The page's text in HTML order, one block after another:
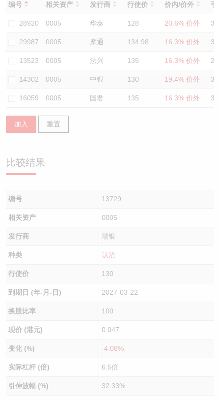
编号 相关资产 发行商 行使价 价内/价外 引
28920 0005 华泰 128 20.6% 价外
29987 0005 摩通 134.98 16.3% 价外
13523 0005 法兴 135 16.3% 价外
14302 0005 中银 130 19.4% 价外
16059 0005 国君 135 16.3% 价外
加入 重置
比较结果
编号 13729
相关资产 0005
发行商 瑞银
种类 认沽
行使价 130
到期日 (年-月-日) 2027-03-22
换股比率 100
现价 (港元) 0.047
变化 (%) -4.08%
实际杠杆 (倍) 6.5倍
引伸波幅 (%) 32.33%
认股证速算机
认股证/牛熊证日志
认股证文件及公告
已收回牛熊证剩余价值
牛熊证到期结算价查找
牛熊证分析仪
牛熊证文件及公告
牛熊证文件及公告 (瑞信)
三十大平均引伸波幅
相关资产沽空
中资ETFs溢价比较
AH 股价对照
ADR
收市竞价变化
认股证牛熊证常问问题